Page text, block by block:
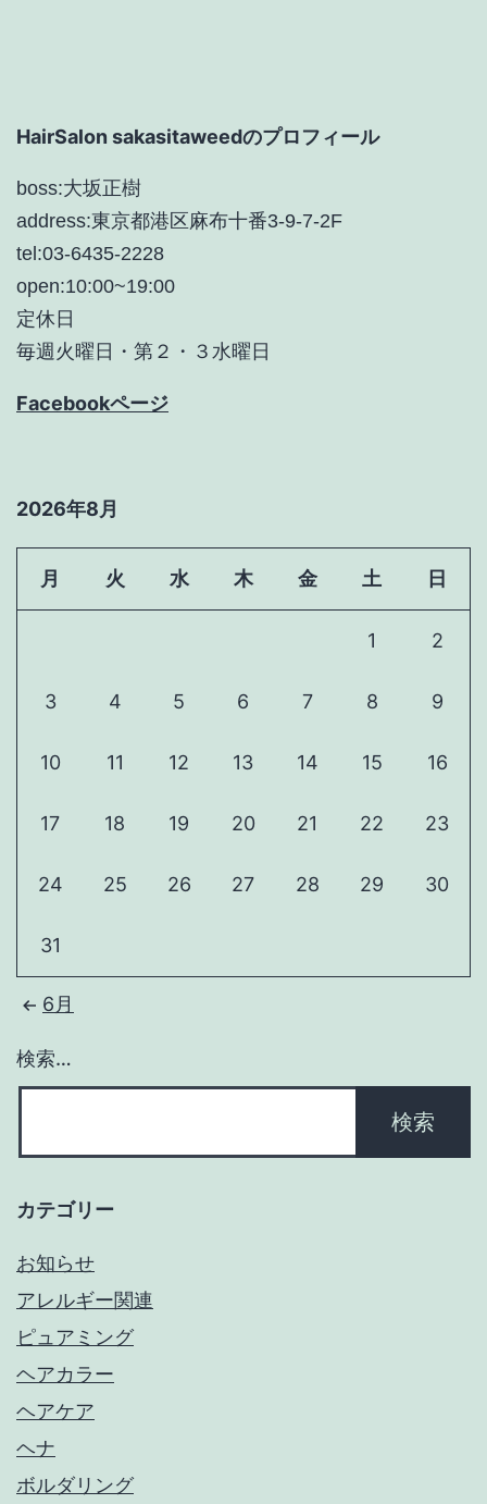
ョ
ン
HairSalon sakasitaweedのプロフィール
boss:大坂正樹
address:東京都港区麻布十番3-9-7-2F
tel:03-6435-2228
open:10:00~19:00
定休日
毎週火曜日・第２・３水曜日
Facebookページ
2026年8月
月 火 水 木 金 土 日
1 2
3 4 5 6 7 8 9
10 11 12 13 14 15 16
17 18 19 20 21 22 23
24 25 26 27 28 29 30
31
6月
検索…
カテゴリー
お知らせ
アレルギー関連
ピュアミング
ヘアカラー
ヘアケア
ヘナ
ボルダリング